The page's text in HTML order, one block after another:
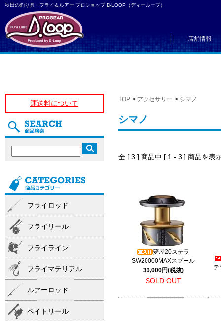
秋田の釣り具・フライ＆ルアー プロショップ D-LOOP（ディーループ）
店舗情報
TOP > アクセサリー > シマノ
シマノ
全 [ 3 ] 商品中 [ 1 - 3 ] 商品を表
夢屋20ステラ
SW20000MAXスプール
30,000円(税抜)
SOLD OUT
テ
運送料について
フライロッド
フライリール
フライライン
フライマテリアル
ルアーロッド
ベイトリール